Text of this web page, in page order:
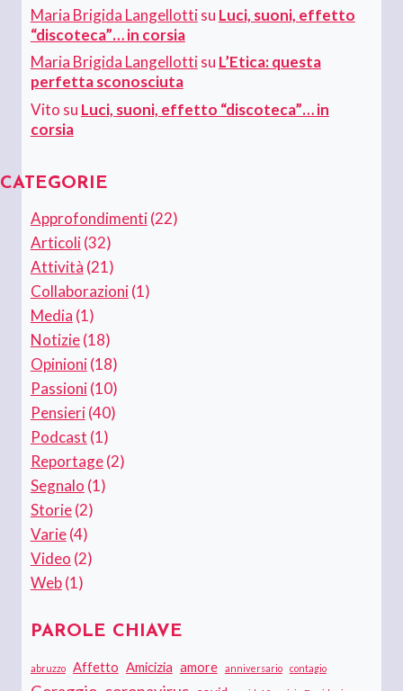
Maria Brigida Langellottisu Luci, suoni, effetto
“discoteca”… in corsia
Maria Brigida Langellottisu L’Etica: questa
perfetta sconosciuta
Vito su Luci, suoni, effetto “discoteca”… in
corsia
CATEGORIE
Approfondimenti(22)
Articoli(32)
Attività (21)
Collaborazioni(1)
Media (1)
Notizie(18)
Opinioni(18)
Passioni(10)
Pensieri(40)
Podcast (1)
Reportage(2)
Segnalo (1)
Storie(2)
Varie(4)
Video (2)
Web(1)
PAROLE CHIAVE
abruzzo Affetto Amicizia amore anniversario contagio